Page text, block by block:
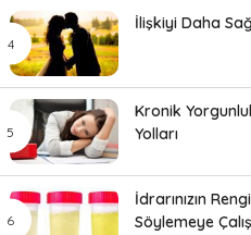
İlişkiyi Daha
Kronik
Yolları
İdrarınızın
Söylemeye